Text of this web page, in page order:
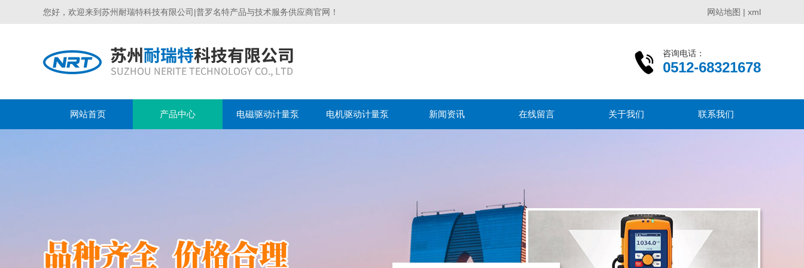
您好，欢迎来到苏州耐瑞特科技有限公司|普罗名特产品与技术服务供应商官网！ 网站地图 | xml
咨询电话：
0512-68321678
网站首页 产品中心 电磁驱动计量泵 电机驱动计量泵 新闻资讯 在线留言 关于我们 联系我们